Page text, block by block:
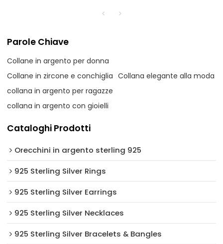
Parole Chiave
Collane in argento per donna
Collane in zircone e conchiglia Collana elegante alla moda
collana in argento per ragazze
collana in argento con gioielli
Cataloghi Prodotti
Orecchini in argento sterling 925
925 Sterling Silver Rings
925 Sterling Silver Earrings
925 Sterling Silver Necklaces
925 Sterling Silver Bracelets & Bangles